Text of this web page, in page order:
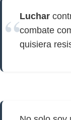
Luchar
combate
quisiera